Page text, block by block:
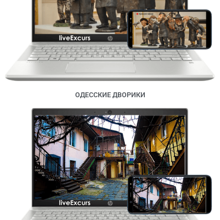
ОДЕССКИЕ ДВОРИКИ